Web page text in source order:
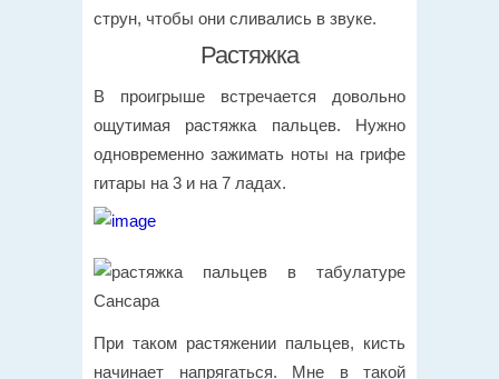
струн, чтобы они сливались в звуке.
Растяжка
В проигрыше встречается довольно
ощутимая растяжка пальцев. Нужно
одновременно зажимать ноты на грифе
гитары на 3 и на 7 ладах.
При таком растяжении пальцев, кисть
начинает напрягаться. Мне в такой